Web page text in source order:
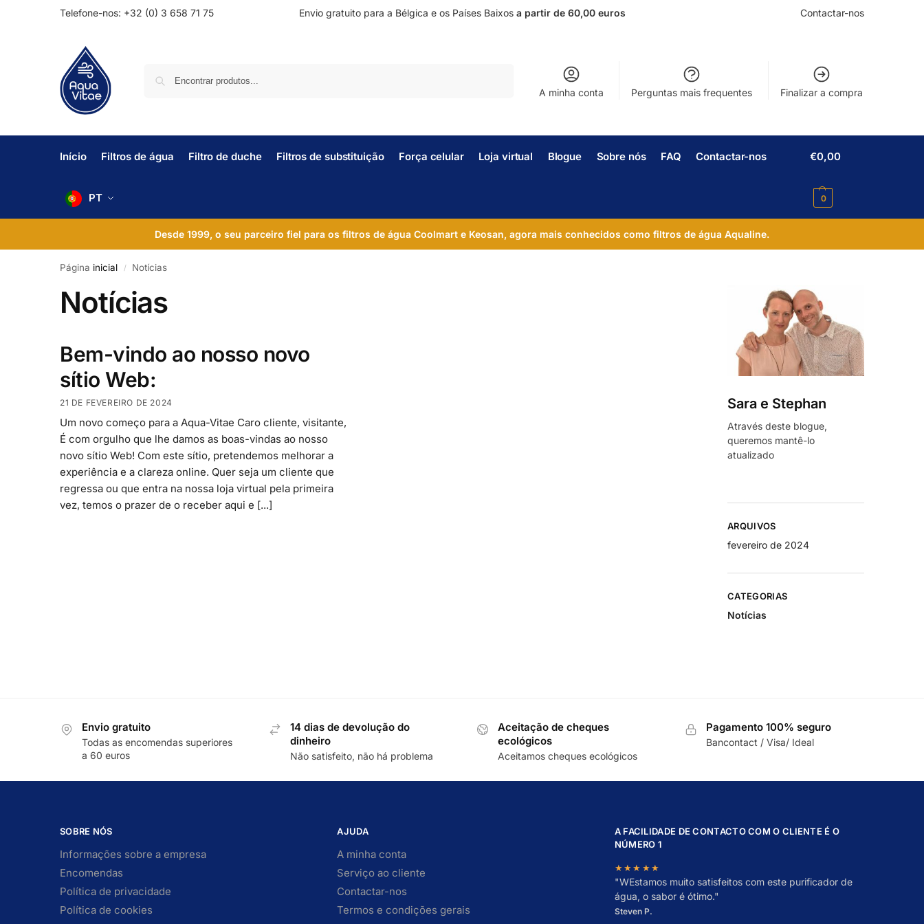
Telefone-nos: +32 (0) 3 658 71 75 Envio gratuito para a Bélgica e os Países Baixos a partir de 60,00 euros Contactar-nos
A minha conta Perguntas mais frequentes Finalizar a compra
Início Filtros de água Filtro de duche Filtros de substituição Força celular Loja virtual Blogue Sobre nós FAQ Contactar-nos
PT
€0,00
0
Desde 1999, o seu parceiro fiel para os filtros de água Coolmart e Keosan, agora mais conhecidos como filtros de água Aqualine.
Página inicial / Notícias
Notícias
Bem-vindo ao nosso novo
sítio Web:
21 DE FEVEREIRO DE 2024
Um novo começo para a Aqua-Vitae Caro cliente, visitante,
É com orgulho que lhe damos as boas-vindas ao nosso
novo sítio Web! Com este sítio, pretendemos melhorar a
experiência e a clareza online. Quer seja um cliente que
regressa ou que entra na nossa loja virtual pela primeira
vez, temos o prazer de o receber aqui e [...]
Sara e Stephan
Através deste blogue,
queremos mantê-lo
atualizado
ARQUIVOS
fevereiro de 2024
CATEGORIAS
Notícias
Envio gratuito
Todas as encomendas superiores
a 60 euros
14 dias de devolução do
dinheiro
Não satisfeito, não há problema
Aceitação de cheques
ecológicos
Aceitamos cheques ecológicos
Pagamento 100% seguro
Bancontact / Visa/ Ideal
SOBRE NÓS
Informações sobre a empresa
Encomendas
Política de privacidade
Política de cookies
AJUDA
A minha conta
Serviço ao cliente
Contactar-nos
Termos e condições gerais
A FACILIDADE DE CONTACTO COM O CLIENTE É O
NÚMERO 1
★★★★★
"WEstamos muito satisfeitos com este purificador de
água, o sabor é ótimo."
Steven P.